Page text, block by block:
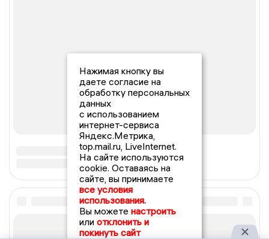
Нажимая кнопку вы
даете согласие на
обработку персональных
данных
с использованием
интернет-сервиса
Яндекс.Метрика,
top.mail.ru, LiveInternet.
На сайте используются
cookie. Оставаясь на
сайте, вы принимаете
все условия
использования.
Вы можете настроить
или отклонить и
покинуть сайт